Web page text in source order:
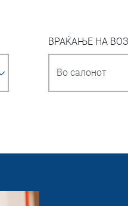
ВРАЌАЊЕ НА